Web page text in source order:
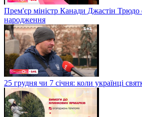
Прем'єр міністр Канади Джастін Трюдо
народження
25 грудня чи 7 січня: коли українці